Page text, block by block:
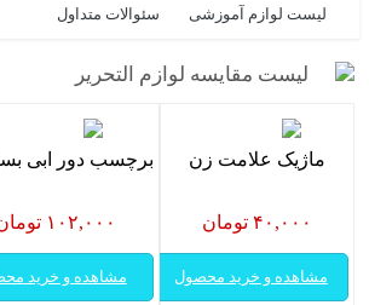
لیست لوازم آموزشی سئوالات متداول
لیست مقایسه لوازم التحریر
ماژیک علامت زن
۴۰,۰۰۰ تومان
مشاهده و خرید محصول
برچسب دور ابی بسته
۱۰۲,۰۰۰ تومان
مشاهده و خرید